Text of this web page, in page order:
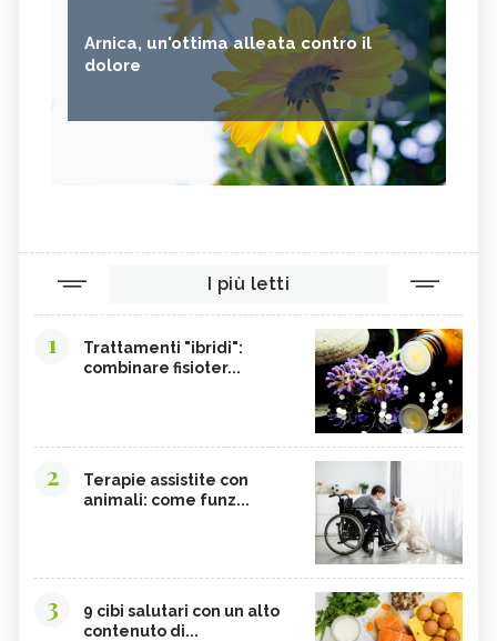
ARMONIZZAZIONE PSICOSOMATICA,
Arnica, un'ottima alleata contro il
dolore
I più letti
1
Trattamenti "ibridi":
combinare fisioter...
2
Terapie assistite con
animali: come funz...
3
9 cibi salutari con un alto
contenuto di...